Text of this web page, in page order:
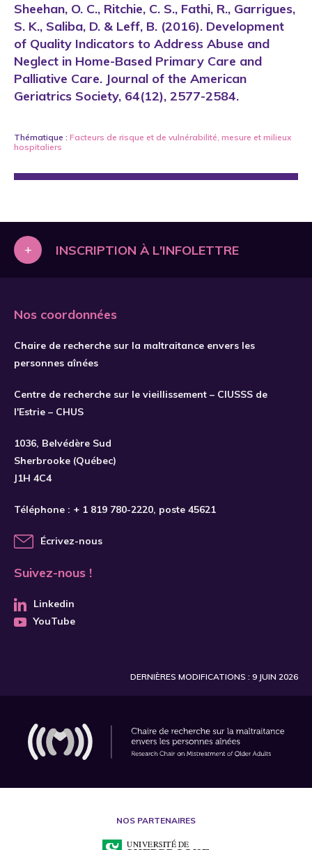
Sheehan, O. C., Ritchie, C. S., Fathi, R., Garrigues,
S. K., Saliba, D. & Leff, B. (2016). Development
of Quality Indicators to Address Abuse and
Neglect in Home-Based Primary Care and
Palliative Care. Journal of the American
Geriatrics Society, 64(12), 2577-2584.
Thématique : Facteurs de risque et de vulnérabilité, mesure et milieux
hospitaliers
+ INSCRIPTION À L'INFOLETTRE
Nos coordonnées
Chaire de recherche sur la maltraitance envers les
personnes aînées
Centre de recherche sur le vieillissement – CIUSSS de
l'Estrie – CHUS
1036, Belvédère Sud
Sherbrooke (Québec)
J1H 4C4
Téléphone : + 1 819 780-2220, poste 45621
Écrivez-nous
Suivez-nous !
Linkedin
YouTube
DERNIÈRES MODIFICATIONS : 9 JUIN 2026
NOS PARTENAIRES